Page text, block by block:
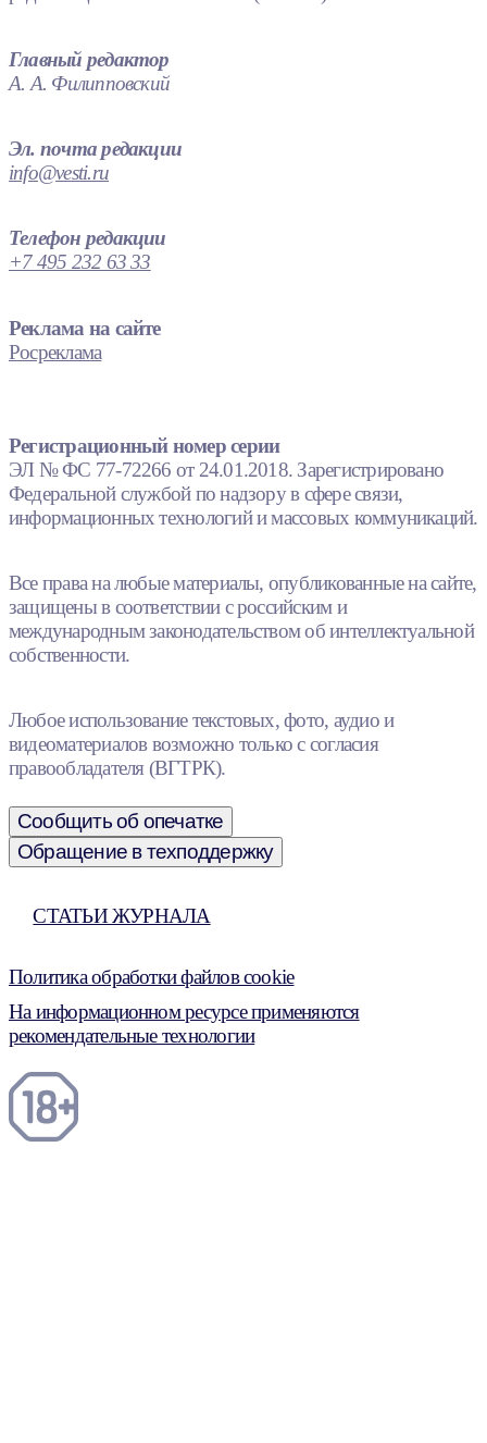
Главный редактор
А. А. Филипповский
Эл. почта редакции
info@vesti.ru
Телефон редакции
+7 495 232 63 33
Реклама на сайте
Росреклама
Регистрационный номер серии
ЭЛ № ФС 77-72266 от 24.01.2018. Зарегистрировано
Федеральной службой по надзору в сфере связи,
информационных технологий и массовых коммуникаций.
Все права на любые материалы, опубликованные на сайте,
защищены в соответствии с российским и
международным законодательством об интеллектуальной
собственности.
Любое использование текстовых, фото, аудио и
видеоматериалов возможно только с согласия
правообладателя (ВГТРК).
Сообщить об опечатке
Обращение в техподдержку
СТАТЬИ ЖУРНАЛА
Политика обработки файлов cookie
На информационном ресурсе применяются
рекомендательные технологии